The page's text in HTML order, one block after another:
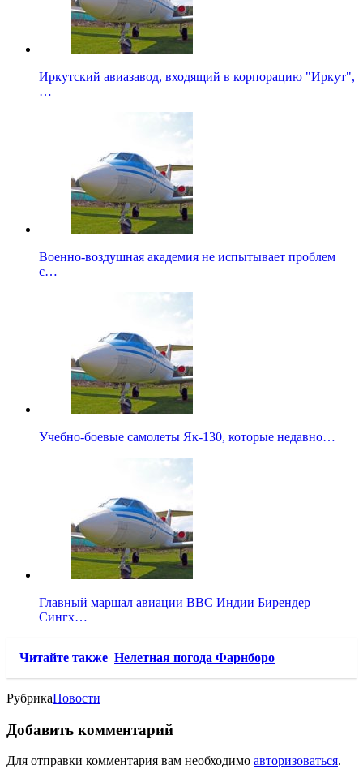
Иркутский авиазавод, входящий в корпорацию "Иркут",
…
Военно-воздушная академия не испытывает проблем
с…
Учебно-боевые самолеты Як-130, которые недавно…
Главный маршал авиации ВВС Индии Бирендер
Сингх…
Читайте также Нелетная погода Фарнборо
РубрикаНовости
Добавить комментарий
Для отправки комментария вам необходимо авторизоваться.